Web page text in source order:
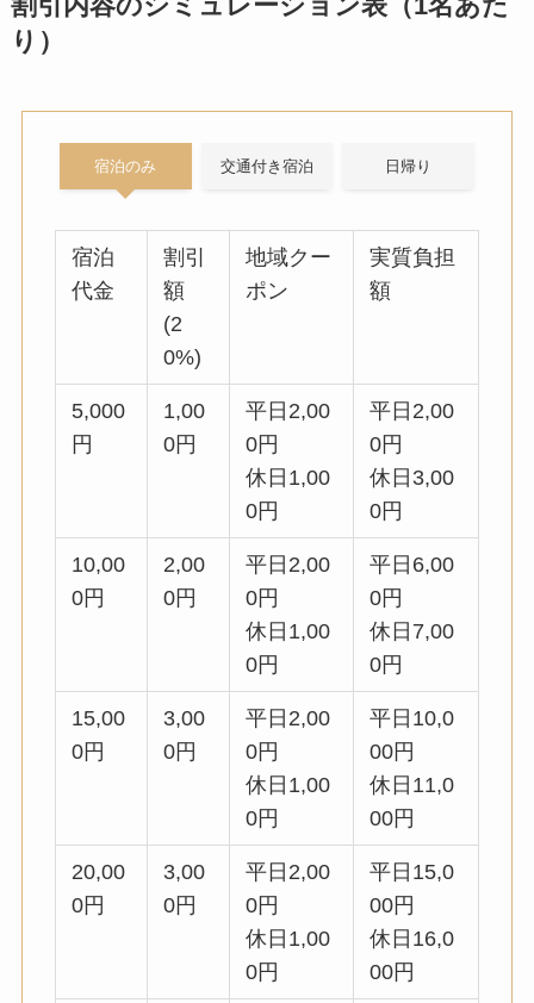
り）
宿泊のみ 交通付き宿泊 日帰り
宿泊
代金
割引
額
(2
0%)
地域クー
ポン
実質負担
額
5,000
円
1,00
0円
平日2,00
0円
休日1,00
0円
平日2,00
0円
休日3,00
0円
10,00
0円
2,00
0円
平日2,00
0円
休日1,00
0円
平日6,00
0円
休日7,00
0円
15,00
0円
3,00
0円
平日2,00
0円
休日1,00
0円
平日10,0
00円
休日11,0
00円
20,00
0円
3,00
0円
平日2,00
0円
休日1,00
0円
平日15,0
00円
休日16,0
00円